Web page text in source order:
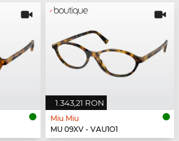
1.343,21 RON
Miu Miu
MU 09XV - VAU1O1